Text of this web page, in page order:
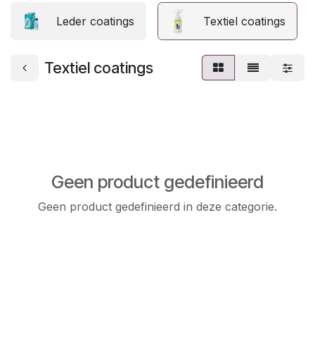
Leder coatings Textiel coatings
Textiel coatings
Geen product gedefinieerd
Geen product gedefinieerd in deze categorie.